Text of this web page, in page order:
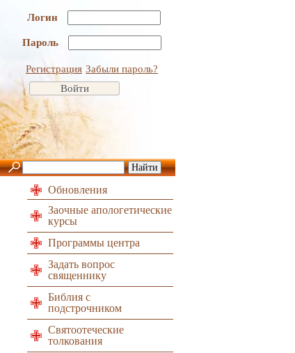
Логин
Пароль
Регистрация Забыли пароль?
Обновления
Заочные апологетические
курсы
Программы центра
Задать вопрос
священнику
Библия с
подстрочником
Святоотеческие
толкования